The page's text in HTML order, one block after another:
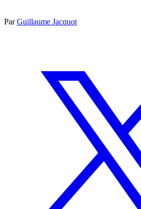
ParGuillaume Jacquot